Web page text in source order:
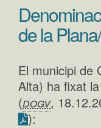
de la
El municipi de
Alta) ha fixat
(dogv,
):